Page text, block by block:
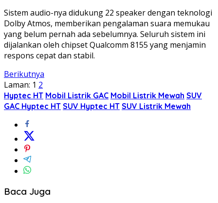
Sistem audio-nya didukung 22 speaker dengan teknologi
Dolby Atmos, memberikan pengalaman suara memukau
yang belum pernah ada sebelumnya. Seluruh sistem ini
dijalankan oleh chipset Qualcomm 8155 yang menjamin
respons cepat dan stabil.
Berikutnya
Laman: 1 2
Hyptec HT Mobil Listrik GAC Mobil Listrik Mewah SUV
GAC Hyptec HT SUV Hyptec HT SUV Listrik Mewah
Baca Juga